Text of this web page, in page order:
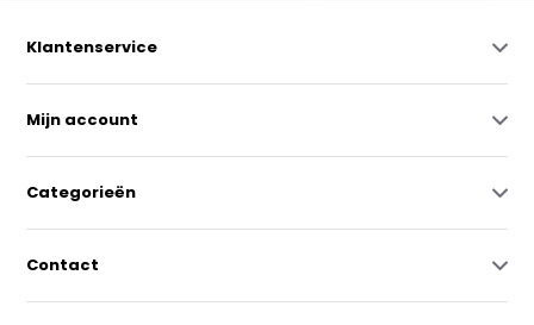
Klantenservice
Mijn account
Categorieën
Contact